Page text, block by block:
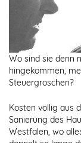
Wo sind sie denn
hingekommen,
Steuergroschen?
Kosten völlig aus
Sanierung des
Westfalen, wo